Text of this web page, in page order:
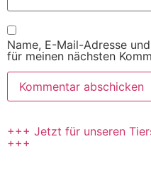
Name, E-Mail-Adresse
für meinen nächsten
+++ Jetzt für unseren
+++